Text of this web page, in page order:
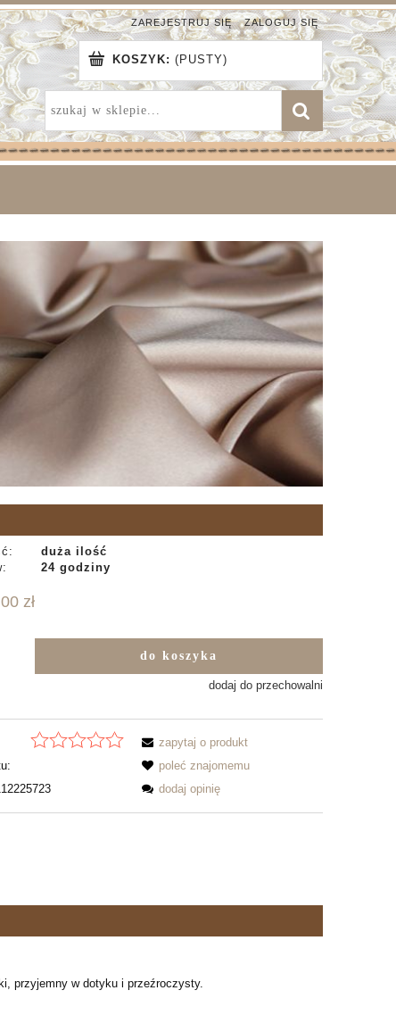
ZAREJESTRUJ SIĘ ZALOGUJ SIĘ
KOSZYK: (PUSTY)
duża ilość
24 godziny
zł
do koszyka
dodaj do przechowalni
zapytaj o produkt
poleć znajomemu
dodaj opinię
przyjemny w dotyku i przeźroczysty.